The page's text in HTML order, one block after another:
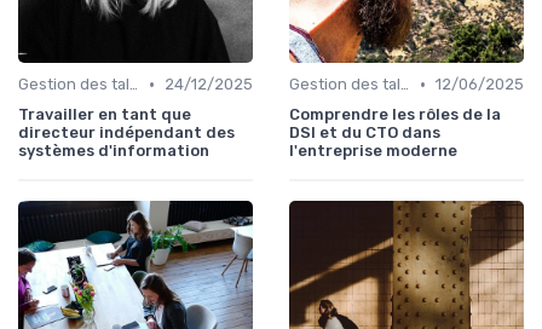
Gestion des talents IT •
24/12/2025
Travailler en tant que
directeur indépendant des
systèmes d'information
Gestion des talents IT • 12/06/2025
Comprendre les rôles de la
DSI et du CTO dans
l'entreprise moderne